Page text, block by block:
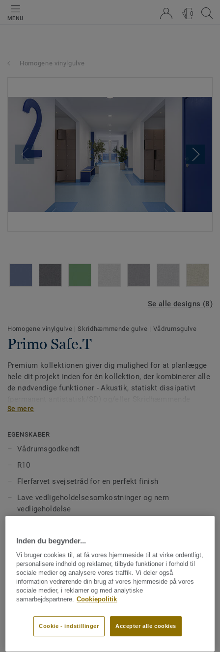
MENU
0
Homogene vinylgulve
Se alle designs (8)
Homogene vinylgulve |Skridhæmmende gulve | Vådrumsgulve
Primo Safe.T
Premium kollektionen giver dig mulighed for at planlægge
hele dit projekt inden for én kollektion, der kombinerer alle
de nødvendige funktioner - Akustik, statiskt dissipativt
(Safe.T) - sammen med matchende farver.
Se mere
EGENSKABER
Vådrumsgodkendt
R10
Flerfarvet svejsetråd for en perfekt finish
Lave vedligeholdelsesomkostninger og nem
vedligeholdelse
VOC-emissioner 100 gange lavere end de strengeste
krav i Europa
100 % genanvendeligt, ca. 26% genanvendt materiale
TEKNISKE SPECIFIKATIONER OG MILJØSPECIFIKATIONER
Klassificering Erhverv – brugsklasse:34 Meget høj trafik
Inden du begynder...
Vi bruger cookies til, at få vores hjemmeside til at virke ordentligt,
personalisere indhold og reklamer, tilbyde funktioner i forhold til
sociale medier og analysere vores traffik. Vi deler også
information vedrørende din brug af vores hjemmeside på vores
sociale medier, i reklamer og med analytiske
samarbejdspartnere.
Cookiepolitik
Accepter alle cookies
Cookie - indstillinger